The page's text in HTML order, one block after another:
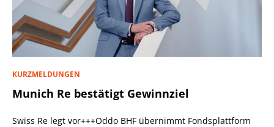
KURZMELDUNGEN
Munich Re bestätigt Gewinnziel
Swiss Re legt vor+++Oddo BHF übernimmt Fondsplattform